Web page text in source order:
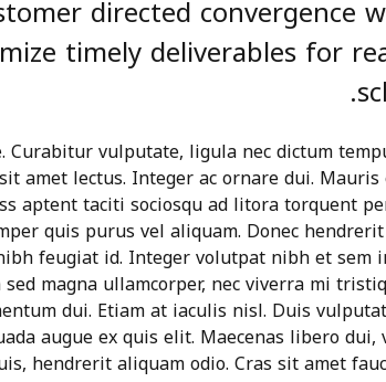
directed convergence
timely deliverables for
vulputate, ligula nec dictum
amet lectus. Integer ac ornare dui. Mauris
aptent taciti sociosqu ad litora torquent
quis purus vel aliquam. Donec
feugiat id. Integer volutpat nibh et sem
magna ullamcorper, nec viverra mi
dui. Etiam at iaculis nisl. Duis
augue ex quis elit. Maecenas libero dui,
hendrerit aliquam odio. Cras sit amet